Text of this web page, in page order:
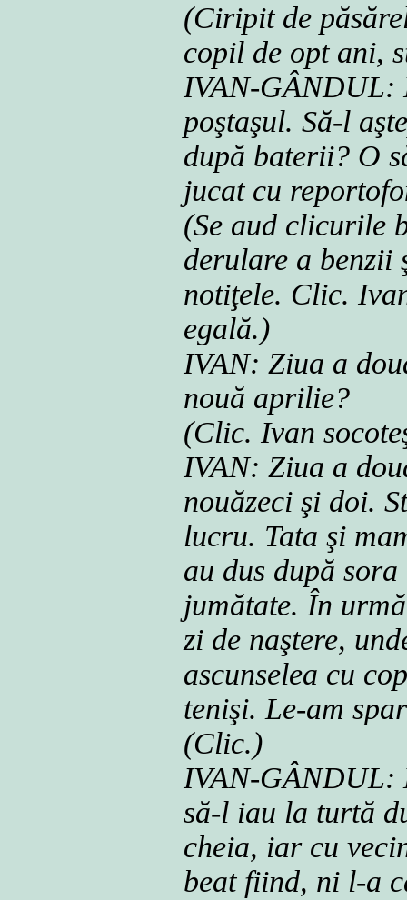
(Ciripit de
copil de opt ani,
IVAN-GÂNDUL:
poştaşul. Să-l
după baterii? O
jucat cu
(Se aud clicurile
derulare a benzii
notiţele. Clic.
egală.)
IVAN: Ziua a
nouă aprilie?
(Clic. Ivan
IVAN: Ziua a
nouăzeci şi doi.
lucru. Tata şi
au dus după
jumătate. În
zi de naştere,
ascunselea cu
tenişi. Le-am
(Clic.)
IVAN-GÂNDUL:
să-l iau la turtă
cheia, iar cu
beat fiind, ni l-a